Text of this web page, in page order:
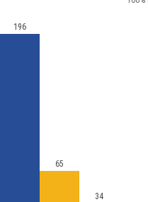
196
65
34